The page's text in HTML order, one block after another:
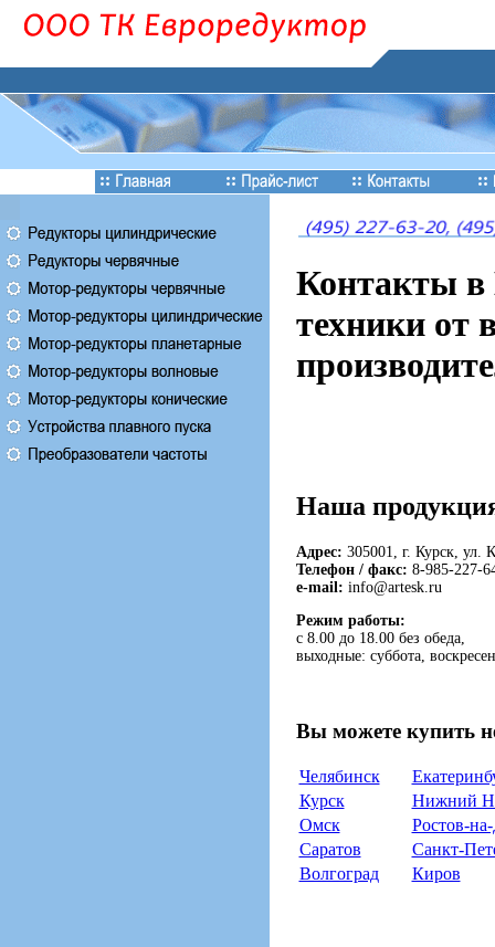
Контакты в
техники от
Наша
Адрес: 305001, г. Курск, ул.
Телефон / факс: 8-985-227-
e-mail: info@artesk.ru
Режим работы:
с 8.00 до 18.00 без обеда,
выходные: суббота,
Вы можете купить
Челябинск
Курск
Нижний
Омск
Ростов-
Саратов
Санкт-
Волгоград
Киров